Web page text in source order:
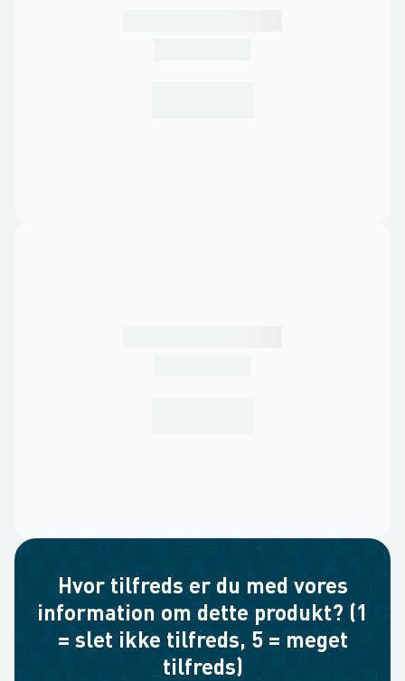
Hvor tilfreds er du med vores
information om dette produkt? (1
= slet ikke tilfreds, 5 = meget
tilfreds)